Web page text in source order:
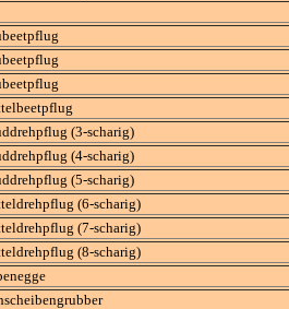
(3-scharig)
(4-scharig)
(5-scharig)
(6-scharig)
(7-scharig)
(8-scharig)